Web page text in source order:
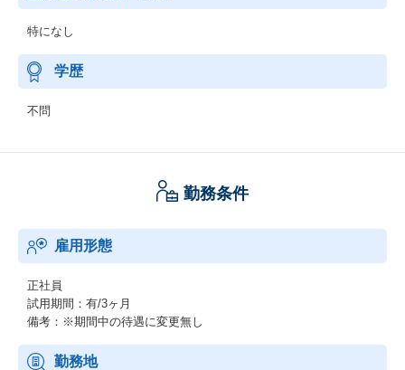
特になし
学歴
不問
勤務条件
雇用形態
正社員
試用期間：有/3ヶ月
備考：※期間中の待遇に変更無し
勤務地